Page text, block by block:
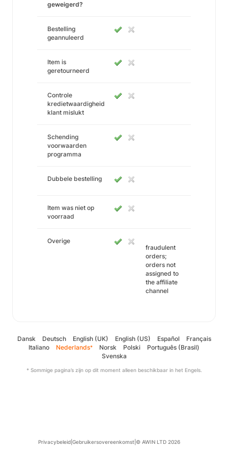
geweigerd?
Bestelling
geannuleerd
Item is
geretourneerd
Controle
kredietwaardigheid
klant mislukt
Schending
voorwaarden
programma
Dubbele bestelling
Item was niet op
voorraad
Overige
fraudulent
orders;
orders not
assigned to
the affiliate
channel
Dansk Deutsch English (UK) English (US) Español
Français
Italiano
Nederlands* Norsk Polski
Português (Brasil)
Svenska
* Sommige pagina’s zijn op dit moment alleen beschikbaar in het Engels.
Privacybeleid| Gebruikersovereenkomst © AWIN LTD 2026